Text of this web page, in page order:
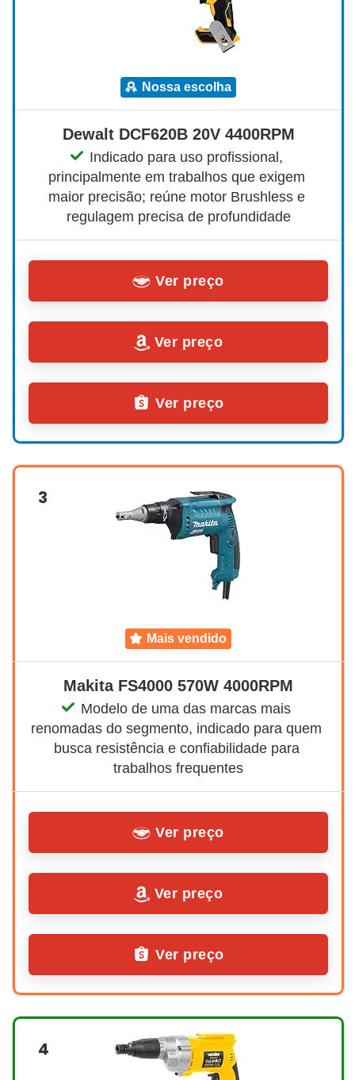
nossa escolha
Dewalt DCF620B 20V 4400RPM
Indicado para uso profissional,
principalmente em trabalhos que exigem
maior precisão; reúne motor Brushless e
regulagem precisa de profundidade
Ver preço
Ver preço
Ver preço
3
mais vendido
Makita FS4000 570W 4000RPM
Modelo de uma das marcas mais
renomadas do segmento, indicado para quem
busca resistência e confiabilidade para
trabalhos frequentes
Ver preço
Ver preço
Ver preço
4